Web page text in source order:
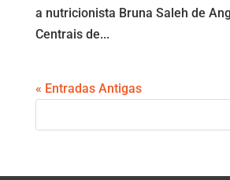
a nutricionista Bruna Saleh de
Centrais de...
« Entradas Antigas